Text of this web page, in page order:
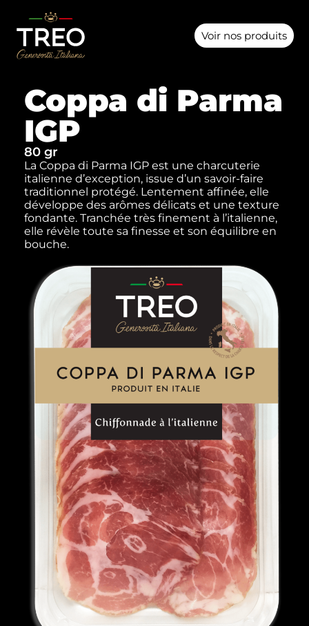
Voir nos produits
Coppa di Parma
IGP
80 gr
La Coppa di Parma IGP est une charcuterie
italienne d’exception, issue d’un savoir-faire
traditionnel protégé. Lentement affinée, elle
développe des arômes délicats et une texture
fondante. Tranchée très finement à l’italienne,
elle révèle toute sa finesse et son équilibre en
bouche.